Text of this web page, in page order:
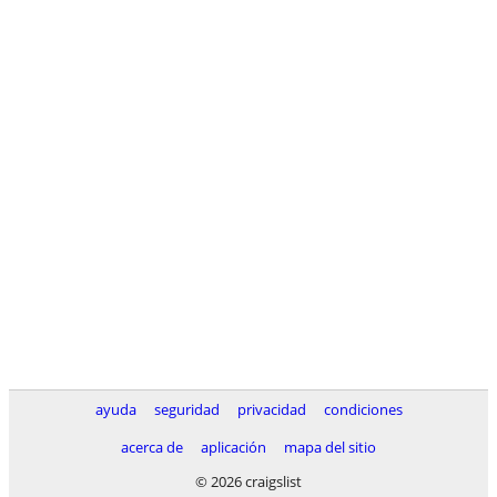
ayuda seguridad privacidad
condiciones
acerca de
aplicación
mapa del sitio
© 2026 craigslist